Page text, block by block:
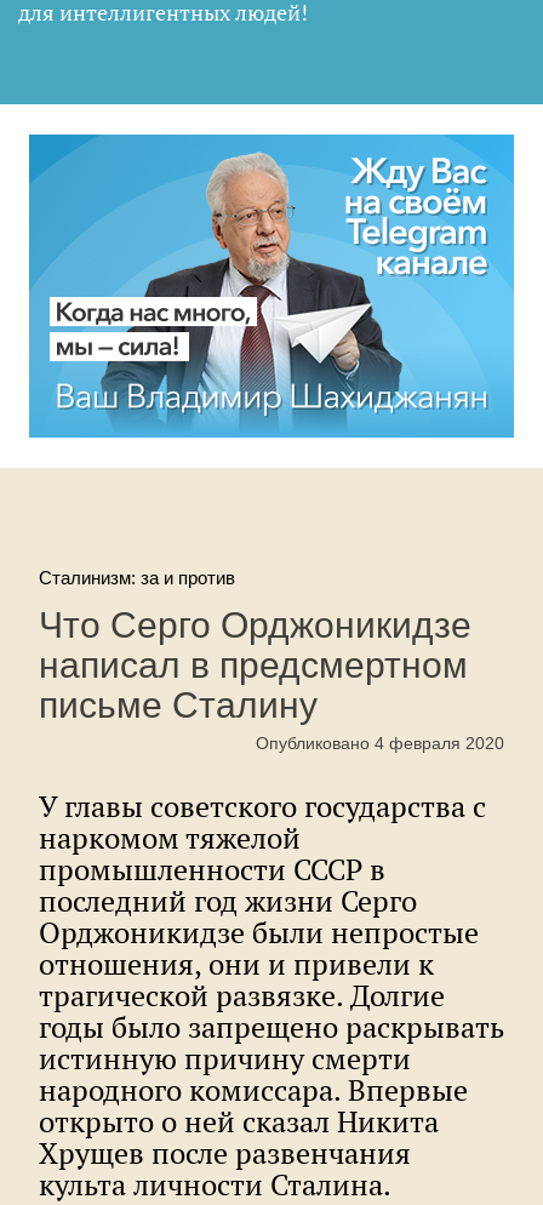
для интеллигентных людей!
Сталинизм: за и против
Что Серго Орджоникидзе
написал в предсмертном
письме Сталину
Опубликовано 4 февраля 2020
У главы советского государства с
наркомом тяжелой
промышленности СССР в
последний год жизни Серго
Орджоникидзе были непростые
отношения, они и привели к
трагической развязке. Долгие
годы было запрещено раскрывать
истинную причину смерти
народного комиссара. Впервые
открыто о ней сказал Никита
Хрущев после развенчания
культа личности Сталина.